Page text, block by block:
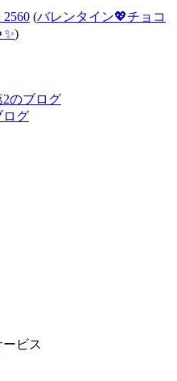
2560 (バレンタイン💖チョコ
)
のブログ
ログ
ビス